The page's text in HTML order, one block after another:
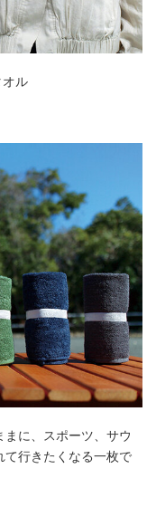
オル
に、スポーツ、サウ
行きたくなる一枚で